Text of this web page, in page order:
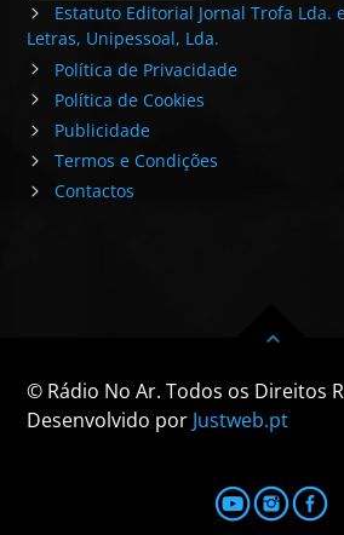
Estatuto Editorial Jornal Trofa Lda.
Letras, Unipessoal, Lda.
Política de Privacidade
Política de Cookies
Publicidade
Termos e Condições
Contactos
© Rádio No Ar. Todos os Direitos
Desenvolvido por Justweb.pt